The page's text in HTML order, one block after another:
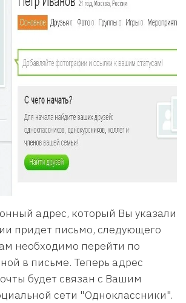
адрес, который Вы указали
придет письмо, следующего
необходимо перейти по
в письме. Теперь адрес
будет связан с Вашим
сети "Одноклассники".